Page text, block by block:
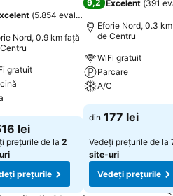
(5.854 evaluări
Nord, 0.9 km faţă
gratuit
prețurile
lei
prețurile de la 2
prețurile
9,2 Excelent (391
Eforie Nord, 0.3
de Centru
WiFi gratuit
Parcare
A/C
Vedeți prețurile
din 177 lei
Vedeți prețurile de la
site-uri
Vedeți prețurile